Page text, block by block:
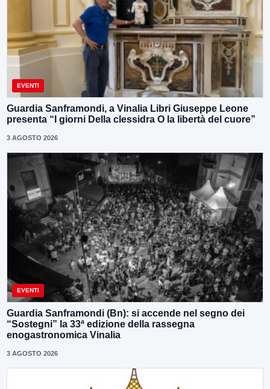
EVENTI
Guardia Sanframondi, a Vinalia Libri Giuseppe Leone
presenta “I giorni Della clessidra O la libertà del cuore”
3 AGOSTO 2026
EVENTI
Guardia Sanframondi (Bn): si accende nel segno dei
“Sostegni” la 33ª edizione della rassegna
enogastronomica Vinalia
3 AGOSTO 2026